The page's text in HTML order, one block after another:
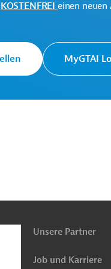
Verwaltung und
Gruppen
KOSTENFREI einen
MyGTAI
Unsere Partner
Job und Karriere